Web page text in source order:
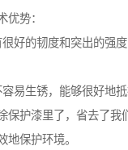
术优势：
好的韧度和突出的强
易生锈，能够很好地抵
保护漆里了，省去了我
效地保护环境。